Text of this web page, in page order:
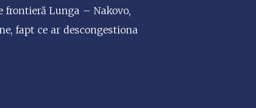
frontieră Lunga – Nakovo,
fapt ce ar descongestiona